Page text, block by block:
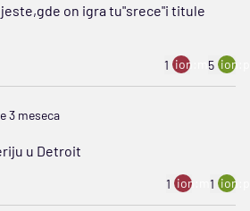
on igra tu"srece"i titule
1 ion:minus
5
3 meseca
u Detroit
1 ion:minus
1